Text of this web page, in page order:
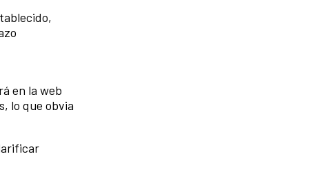
en la web
lo que obvia